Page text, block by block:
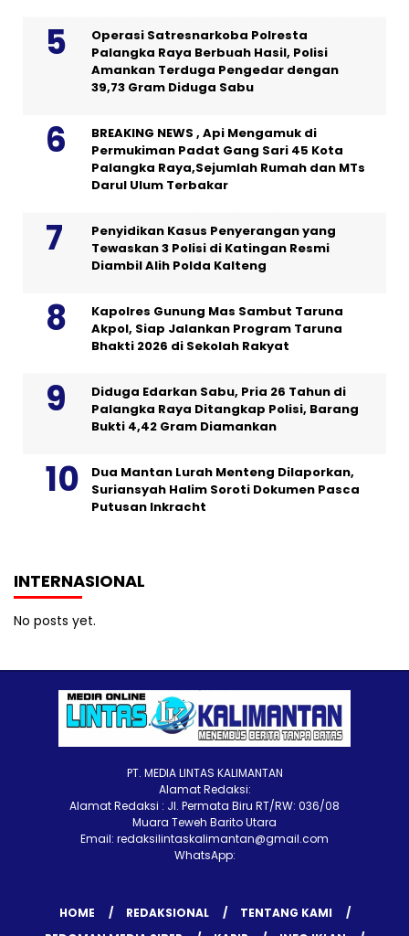
Operasi Satresnarkoba Polresta
Palangka Raya Berbuah Hasil, Polisi
Amankan Terduga Pengedar dengan
39,73 Gram Diduga Sabu
BREAKING NEWS , Api Mengamuk di
Permukiman Padat Gang Sari 45 Kota
Palangka Raya,Sejumlah Rumah dan MTs
Darul Ulum Terbakar
Penyidikan Kasus Penyerangan yang
Tewaskan 3 Polisi di Katingan Resmi
Diambil Alih Polda Kalteng
Kapolres Gunung Mas Sambut Taruna
Akpol, Siap Jalankan Program Taruna
Bhakti 2026 di Sekolah Rakyat
Diduga Edarkan Sabu, Pria 26 Tahun di
Palangka Raya Ditangkap Polisi, Barang
Bukti 4,42 Gram Diamankan
Dua Mantan Lurah Menteng Dilaporkan,
Suriansyah Halim Soroti Dokumen Pasca
Putusan Inkracht
INTERNASIONAL
No posts yet.
PT. MEDIA LINTAS KALIMANTAN
Alamat Redaksi:
Alamat Redaksi : Jl. Permata Biru RT/RW: 036/08
Muara Teweh Barito Utara
Email: redaksilintaskalimantan@gmail.com
WhatsApp:
HOME REDAKSIONAL
TENTANG KAMI